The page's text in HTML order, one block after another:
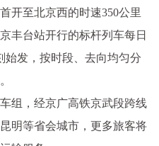
开至北京西的时速350公里
丰台站开行的标杆列车每日
始发，按时段、去向均匀分
组，经京广高铁京武段跨线
明等省会城市，更多旅客将